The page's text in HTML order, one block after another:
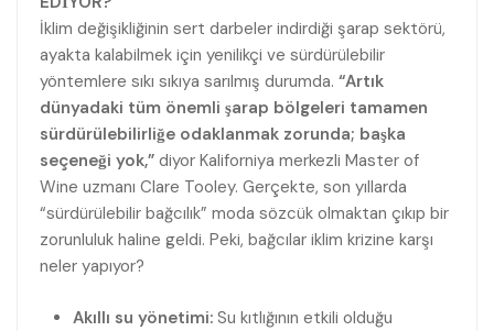
İklim değişikliğinin sert darbeler indirdiği şarap sektörü,
ayakta kalabilmek için yenilikçi ve sürdürülebilir
yöntemlere sıkı sıkıya sarılmış durumda. “Artık
dünyadaki tüm önemli şarap bölgeleri tamamen
sürdürülebilirliğe odaklanmak zorunda; başka
seçeneği yok,” diyor Kaliforniya merkezli Master of
Wine uzmanı Clare Tooley. Gerçekte, son yıllarda
“sürdürülebilir bağcılık” moda sözcük olmaktan çıkıp bir
zorunluluk haline geldi. Peki, bağcılar iklim krizine karşı
neler yapıyor?
Akıllı su yönetimi: Su kıtlığının etkili olduğu